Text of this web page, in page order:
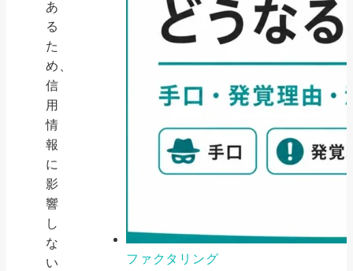
あ
る
た
め、
信
用
情
報
に
影
響
し
な
い
ファクタリング